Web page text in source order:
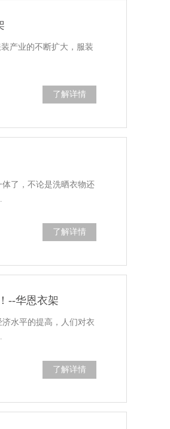
产业的不断扩大，服装
了解详情
了，不论是洗晒衣物还
了解详情
--华恩衣架
水平的提高，人们对衣
了解详情